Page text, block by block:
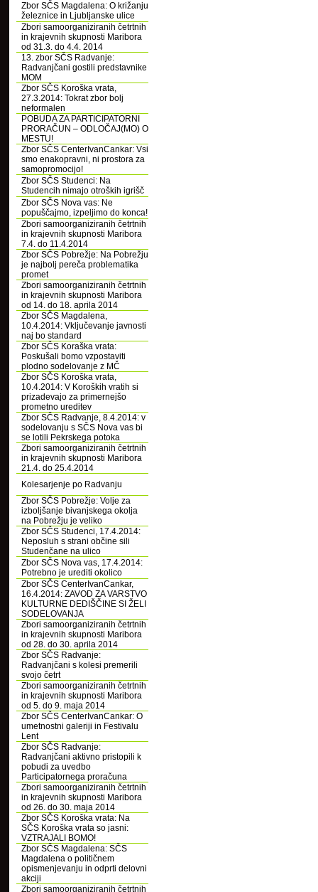
Zbor SČS Magdalena: O križanju
železnice in Ljubljanske ulice
Zbori samoorganiziranih četrtnih
in krajevnih skupnosti Maribora
od 31.3. do 4.4. 2014
13. zbor SČS Radvanje:
Radvanjčani gostili predstavnike
MOM
Zbor SČS Koroška vrata,
27.3.2014: Tokrat zbor bolj
neformalen
POBUDA ZA PARTICIPATORNI
PRORAČUN – ODLOČAJ(MO) O
MESTU!
Zbor SČS CenterIvanCankar: Vsi
smo enakopravni, ni prostora za
samopromocijo!
Zbor SČS Studenci: Na
Studencih nimajo otroških igrišč
Zbor SČS Nova vas: Ne
popuščajmo, izpeljimo do konca!
Zbori samoorganiziranih četrtnih
in krajevnih skupnosti Maribora
7.4. do 11.4.2014
Zbor SČS Pobrežje: Na Pobrežju
je najbolj pereča problematika
promet
Zbori samoorganiziranih četrtnih
in krajevnih skupnosti Maribora
od 14. do 18. aprila 2014
Zbor SČS Magdalena,
10.4.2014: Vključevanje javnosti
naj bo standard
Zbor SČS Koraška vrata:
Poskušali bomo vzpostaviti
plodno sodelovanje z MČ
Zbor SČS Koroška vrata,
10.4.2014: V Koroških vratih si
prizadevajo za primernejšo
prometno ureditev
Zbor SČS Radvanje, 8.4.2014: v
sodelovanju s SČS Nova vas bi
se lotili Pekrskega potoka
Zbori samoorganiziranih četrtnih
in krajevnih skupnosti Maribora
21.4. do 25.4.2014
Kolesarjenje po Radvanju
Zbor SČS Pobrežje: Volje za
izboljšanje bivanjskega okolja
na Pobrežju je veliko
Zbor SČS Studenci, 17.4.2014:
Neposluh s strani občine sili
Studenčane na ulico
Zbor SČS Nova vas, 17.4.2014:
Potrebno je urediti okolico
Zbor SČS CenterIvanCankar,
16.4.2014: ZAVOD ZA VARSTVO
KULTURNE DEDIŠČINE SI ŽELI
SODELOVANJA
Zbori samoorganiziranih četrtnih
in krajevnih skupnosti Maribora
od 28. do 30. aprila 2014
Zbor SČS Radvanje:
Radvanjčani s kolesi premerili
svojo četrt
Zbori samoorganiziranih četrtnih
in krajevnih skupnosti Maribora
od 5. do 9. maja 2014
Zbor SČS CenterIvanCankar: O
umetnostni galeriji in Festivalu
Lent
Zbor SČS Radvanje:
Radvanjčani aktivno pristopili k
pobudi za uvedbo
Participatornega proračuna
Zbori samoorganiziranih četrtnih
in krajevnih skupnosti Maribora
od 26. do 30. maja 2014
Zbor SČS Koroška vrata: Na
SČS Koroška vrata so jasni:
VZTRAJALI BOMO!
Zbor SČS Magdalena: SČS
Magdalena o političnem
opismenjevanju in odprti delovni
akciji
Zbori samoorganiziranih četrtnih